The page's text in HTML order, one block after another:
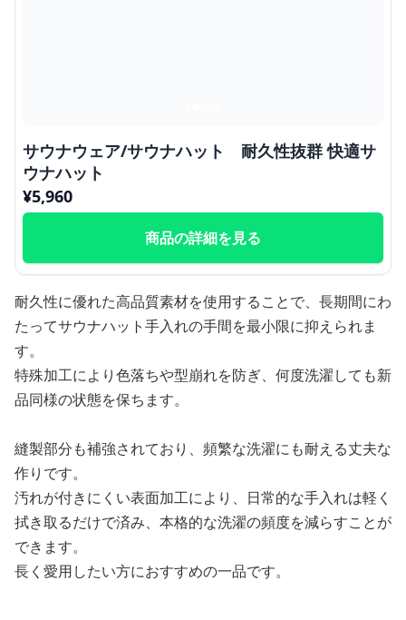
サウナウェア/サウナハット 耐久性抜群 快適サ
ウナハット
¥5,960
商品の詳細を見る
耐久性に優れた高品質素材を使用することで、長期間にわ
たってサウナハット手入れの手間を最小限に抑えられま
す。
特殊加工により色落ちや型崩れを防ぎ、何度洗濯しても新
品同様の状態を保ちます。
縫製部分も補強されており、頻繁な洗濯にも耐える丈夫な
作りです。
汚れが付きにくい表面加工により、日常的な手入れは軽く
拭き取るだけで済み、本格的な洗濯の頻度を減らすことが
できます。
長く愛用したい方におすすめの一品です。